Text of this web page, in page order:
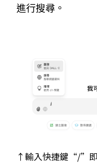
進行搜尋。
↑輸入快捷鍵“/”即